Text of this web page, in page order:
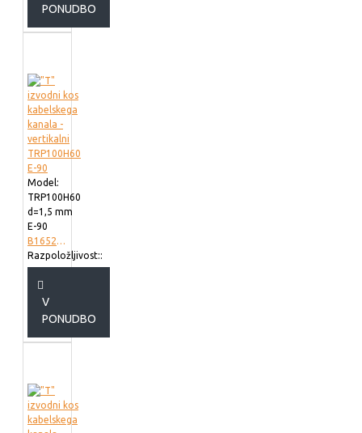
PONUDBO
Model:
TRP100H60
d=1,5 mm
E-90
B165210
Razpoložljivost::
V
PONUDBO